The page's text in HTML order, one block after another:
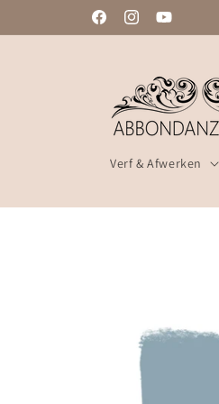
content
FacebookInstagramYouTube
ZELFDE
Verf & Afwerken